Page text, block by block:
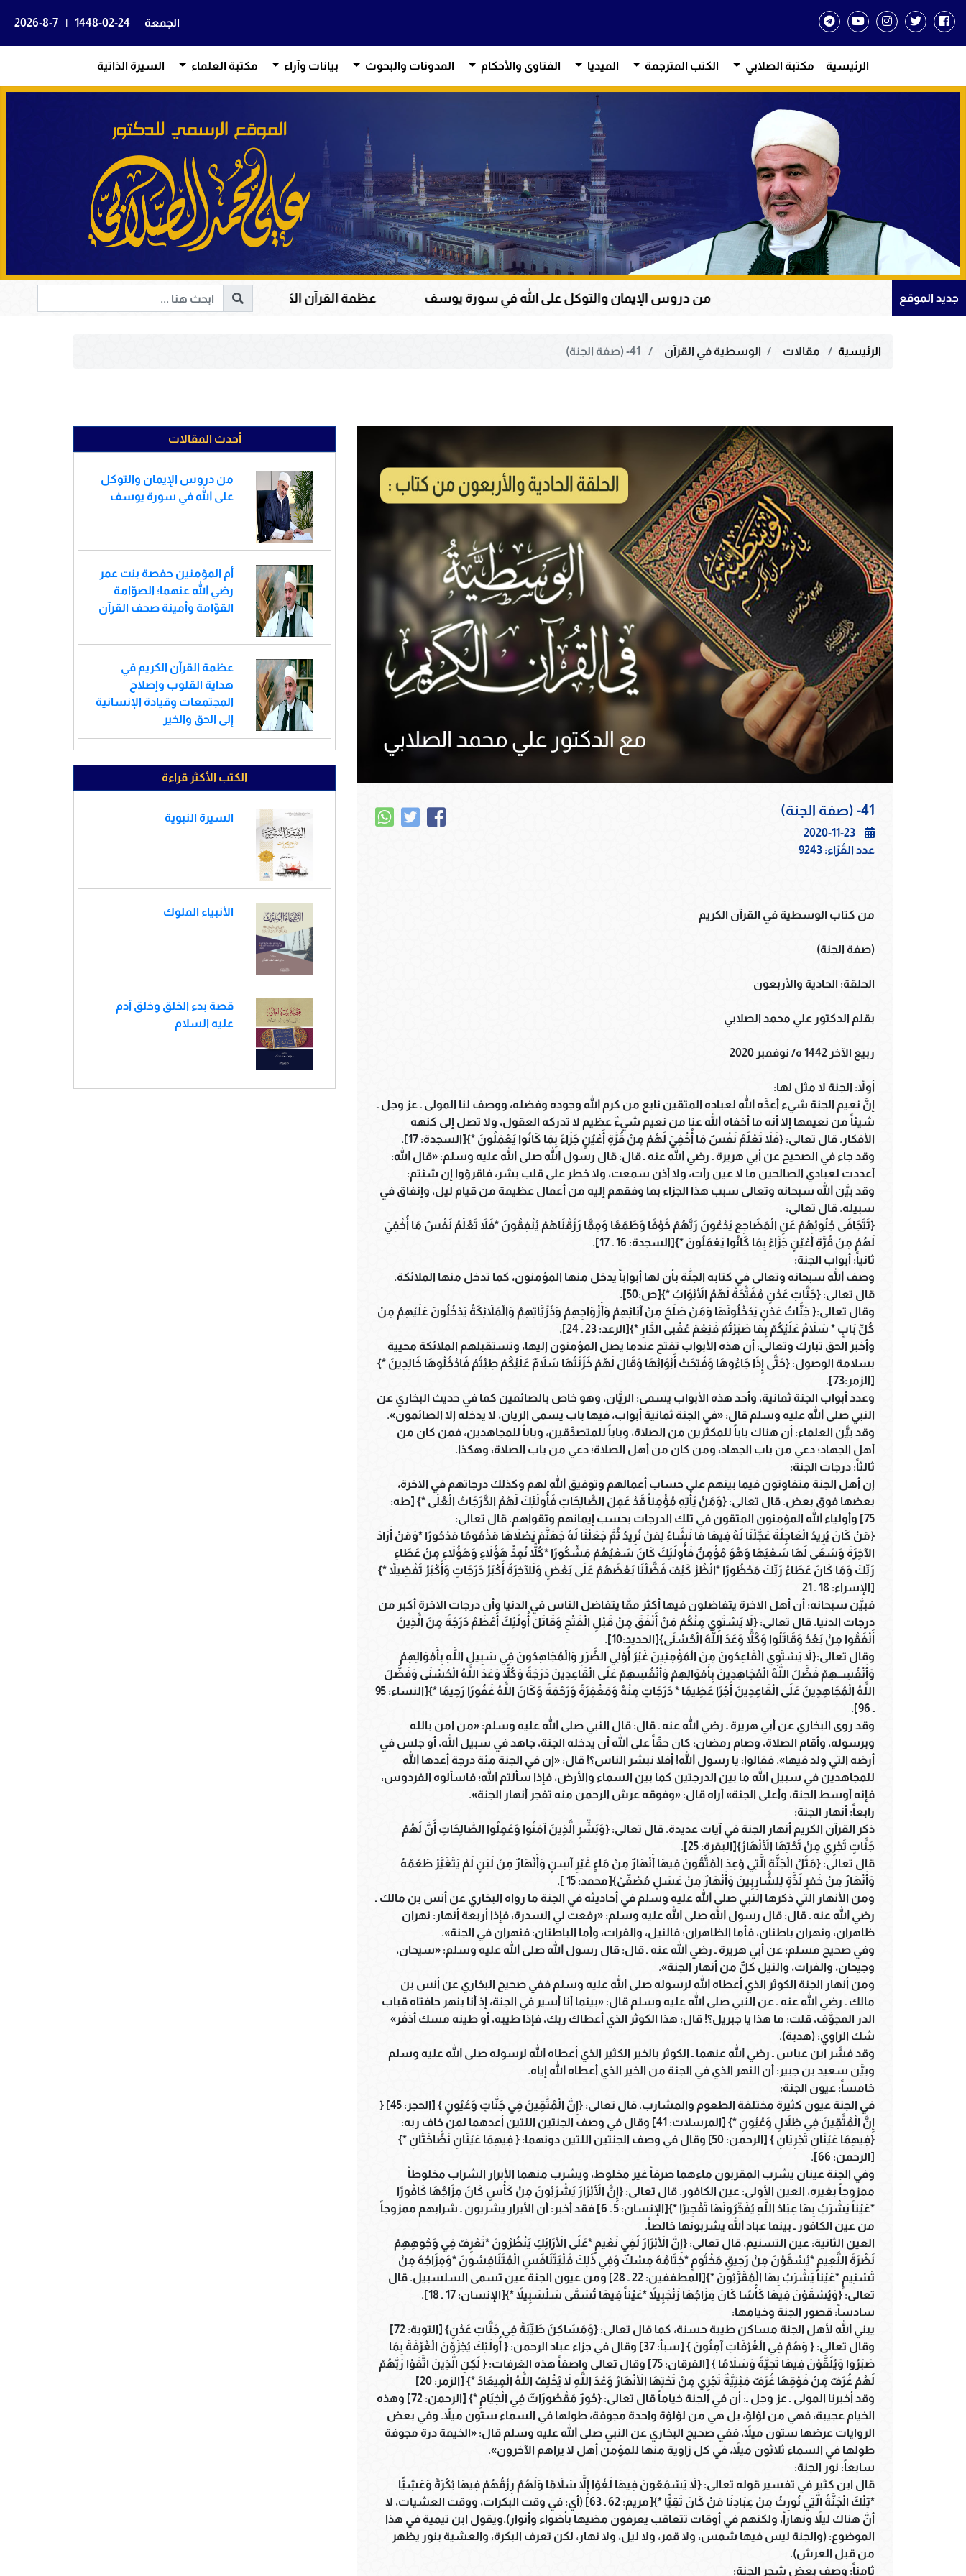
الجمعة 1448-02-24
|
2026-8-7
الرئيسية مكتبة الصلابي الكتب المترجمة الميديا الفتاوى والأحكام المدونات والبحوث بيانات وآراء مكتبة العلماء السيرة الذاتية
جديد الموقع من دروس الإيمان والتوكل على الله في سورة يوسف عظمة القرآن الكريم في هداية القلوب وإصلاح المجتمعات وقيادة الإنسانية إلى الحق
الرئيسية مقالات الوسطية في القرآن
41- (صفة الجنة)
2020-11-23
عدد القُرّاء: 9243
من كتاب الوسطية في القرآن الكريم
(صفة الجنة)
الحلقة: الحادية والأربعون
بقلم الدكتور علي محمد الصلابي
ربيع الآخر 1442 ه/ نوفمبر 2020
أولاً: الجنة لا مثل لها:
إنَّ نعيم الجنة شيء أعدَّه الله لعباده المتقين نابع من كرم الله وجوده وفضله، ووصف لنا المولى ـ عز وجل ـ
شيئاً من نعيمها إلا أنه ما أخفاه الله عنا من نعيم شيءٌ عظيم لا تدركه العقول، ولا تصل إلى كنهه
الأفكار. قال تعالى: {فَلاَ تَعْلَمُ نَفْسٌ مَا أُخْفِيَ لَهُمْ مِنْ قُرَّةِ أَعْيُنٍ جَزَاءً بِمَا كَانُوا يَعْمَلُونَ *}[السجدة: 17].
وقد جاء في الصحيح عن أبي هريرة ـ رضي الله عنه ـ قال: قال رسول الله صلى الله عليه وسلم: «قال الله:
أعددت لعبادي الصالحين ما لا عين رأت، ولا أذن سمعت، ولا خطر على قلب بشر، فاقرؤوا إن شئتم:
وقد بيَّن الله سبحانه وتعالى سبب هذا الجزاء بما وفقهم إليه من أعمال عظيمة من قيام ليل، وإنفاق في
سبيله. قال تعالى:
{تَتَجَافَى جُنُوبُهُمْ عَنِ الْمَضَاجِعِ يَدْعُونَ رَبَّهُمْ خَوْفًا وَطَمَعًا وَمِمَّا رَزَقْنَاهُمْ يُنْفِقُونَ *فَلاَ تَعْلَمُ نَفْسٌ مَا أُخْفِيَ
لَهُمْ مِنْ قُرَّةِ أَعْيُنٍ جَزَاءً بِمَا كَانُوا يَعْمَلُونَ *}[السجدة: 16 ـ 17].
ثانياً: أبواب الجنة:
وصف الله سبحانه وتعالى في كتابه الجنَّة بأن لها أبواباً يدخل منها المؤمنون، كما تدخل منها الملائكة.
قال تعالى: {جَنَّاتِ عَدْنٍ مُفَتَّحَةً لَهُمُ الأَبْوَابُ *}[ص:50].
وقال تعالى:{ جَنَّاتُ عَدْنٍ يَدْخُلُونَهَا وَمَنْ صَلَحَ مِنْ آبَائِهِمْ وَأَزْوَاجِهِمْ وَذُرِّيَّاتِهِمْ وَالْمَلاَئِكَةُ يَدْخُلُونَ عَلَيْهِمْ مِنْ
كُلِّ بَابٍ * سَلاَمٌ عَلَيْكُمْ بِمَا صَبَرْتُمْ فَنِعْمَ عُقْبى الدَّارِ *}[الرعد: 23 ـ 24].
وأخبر الحق تبارك وتعالى: أن هذه الأبواب تفتح عندما يصل المؤمنون إليها، وتستقبلهم الملائكة محيية
بسلامة الوصول: {حَتَّى إِذَا جَاءُوهَا وَفُتِحَتْ أَبْوَابُهَا وَقَالَ لَهُمْ خَزَنَتُهَا سَلاَمٌ عَلَيْكُمْ طِبْتُمْ فَادْخُلُوهَا خَالِدِينَ *}
[الزمر:73].
وعدد أبواب الجنة ثمانية، وأحد هذه الأبواب يسمى: الريَّان، وهو خاص بالصائمين كما في حديث البخاري عن
النبي صلى الله عليه وسلم قال: «في الجنة ثمانية أبواب، فيها باب يسمى الريان، لا يدخله إلا الصائمون».
وقد بيَّن العلماء: أن هناك باباً للمكثرين من الصلاة، وباباً للمتصدِّقين، وباباً للمجاهدين، فمن كان من
أهل الجهاد؛ دعي من باب الجهاد، ومن كان من أهل الصلاة؛ دعي من باب الصلاة، وهكذا.
ثالثاً: درجات الجنة:
إن أهل الجنة متفاوتون فيما بينهم على حساب أعمالهم وتوفيق الله لهم وكذلك درجاتهم في الاخرة،
بعضها فوق بعض. قال تعالى: {وَمَنْ يَأْتِهِ مُؤْمِناً قَدْ عَمِلَ الصَّالِحَاتِ فَأُولَئِكَ لَهُمُ الدَّرَجَاتُ الْعُلَى *} [طه:
75] وأولياء الله المؤمنون المتقون في تلك الدرجات بحسب إيمانهم وتقواهم. قال تعالى:
{مَنْ كَانَ يُرِيدُ الْعَاجِلَةَ عَجَّلْنَا لَهُ فِيهَا مَا نَشَاءُ لِمَنْ نُرِيدُ ثُمَّ جَعَلْنَا لَهُ جَهَنَّمَ يَصْلاَهَا مَذْمُومًا مَدْحُورًا *وَمَنْ أَرَادَ
الآخِرَةَ وَسَعَى لَهَا سَعْيَهَا وَهُوَ مُؤْمِنٌ فَأُولَئِكَ كَانَ سَعْيُهُمْ مَشْكُورًا *كُلاًّ نُمِدُّ هَؤُلاَءِ وَهَؤُلاَءِ مِنْ عَطَاءِ
رَبِّكَ وَمَا كَانَ عَطَاءُ رَبِّكَ مَحْظُورًا *انْظُرْ كَيْفَ فَضَّلْنَا بَعْضَهُمْ عَلَى بَعْضٍ وَلَلآخِرَةُ أَكْبَرُ دَرَجَاتٍ وَأَكْبَرُ تَفْضِيلاً *}
[الإسراء: 18 ـ 21
فبيَّن سبحانه: أن أهل الاخرة يتفاضلون فيها أكثر ممَّا يتفاضل الناس في الدنيا وأن درجات الاخرة أكبر من
درجات الدنيا. قال تعالى: {لاَ يَسْتَوِي مِنْكُمْ مَنْ أَنْفَقَ مِنْ قَبْلِ الْفَتْحِ وَقَاتَلَ أُولَئِكَ أَعْظَمُ دَرَجَةً مِنَ الَّذِينَ
أَنْفَقُوا مِنْ بَعْدُ وَقَاتَلُوا وَكُلاًّ وَعَدَ اللَّهُ الْحُسْنَى}[الحديد:10].
وقال تعالى:{لاَ يَسْتَوِي الْقَاعِدُونَ مِنَ الْمُؤْمِنِينَ غَيْرُ أُوْلِي الضَّرَرِ وَالْمُجَاهِدُونَ فِي سَبِيلِ اللَّهِ بِأَمْوَالِهِمْ
وَأَنْفُسِــهِمْ فَضَّلَ اللَّهُ الْمُجَاهِدِينَ بِأَمْوَالِهِمْ وَأَنْفُسِهِمْ عَلَى الْقَاعِدِينَ دَرَجَةً وَكُلاًّ وَعَدَ اللَّهُ الْحُسْنَى وَفَضَّلَ
اللَّهُ الْمُجَاهِدِينَ عَلَى الْقَاعِدِينَ أَجْرًا عَظِيمًا * دَرَجَاتٍ مِنْهُ وَمَغْفِرَةً وَرَحْمَةً وَكَانَ اللَّهُ غَفُورًا رَحِيمًا *}[النساء: 95
ـ 96].
وقد روى البخاري عن أبي هريرة ـ رضي الله عنه ـ قال: قال النبي صلى الله عليه وسلم: «من امن بالله
وبرسوله، وأقام الصلاة، وصام رمضان؛ كان حقّاً على الله أن يدخله الجنة، جاهد في سبيل الله، أو جلس في
أرضه التي ولد فيها». فقالوا: يا رسول الله! أفلا نبشر الناس؟! قال: «إن في الجنة مئة درجة أعدها الله
للمجاهدين في سبيل الله ما بين الدرجتين كما بين السماء والأرض، فإذا سألتم الله؛ فاسألوه الفردوس،
فإنه أوسط الجنة، وأعلى الجنة» أراه قال: «وفوقه عرش الرحمن منه تفجر أنهار الجنة».
رابعاً: أنهار الجنة:
ذكر القرآن الكريم أنهار الجنة في آيات عديدة. قال تعالى: {وَبَشِّرِ الَّذِينَ آمَنُوا وَعَمِلُوا الصَّالِحَاتِ أَنَّ لَهُمْ
جَنَّاتٍ تَجْرِي مِنْ تَحْتِهَا الأَنْهَارُ}[البقرة: 25].
قال تعالى: {مَثَلُ الْجَنَّةِ الَّتِي وُعِدَ الْمُتَّقُونَ فِيهَا أَنْهَارٌ مِنْ مَاءٍ غَيْرِ آسِنٍ وَأَنْهَارٌ مِنْ لَبَنٍ لَمْ يَتَغَيَّرْ طَعْمُهُ
وَأَنْهَارٌ مِنْ خَمْرٍ لَذَّةٍ لِلشَّارِبِينَ وَأَنْهَارٌ مِنْ عَسَلٍ مُصْفّىً}[محمد: 15 ].
ومن الأنهار التي ذكرها النبي صلى الله عليه وسلم في أحاديثه في الجنة ما رواه البخاري عن أنس بن مالك ـ
رضي الله عنه ـ قال: قال رسول الله صلى الله عليه وسلم: «رفعت لي السدرة، فإذا أربعة أنهار: نهران
ظاهران، ونهران باطنان، فأما الظاهران؛ فالنيل، والفرات، وأما الباطنان: فنهران في الجنة».
وفي صحيح مسلم: عن أبي هريرة ـ رضي الله عنه ـ قال: قال رسول الله صلى الله عليه وسلم: «سيحان،
وجيحان، والفرات، والنيل كلٌّ من أنهار الجنة».
ومن أنهار الجنة الكوثر الذي أعطاه الله لرسوله صلى الله عليه وسلم ففي صحيح البخاري عن أنس بن
مالك ـ رضي الله عنه ـ عن النبي صلى الله عليه وسلم قال: «بينما أنا أسير في الجنة، إذ أنا بنهر حافتاه قباب
الدر المجوَّف، قلت: ما هذا يا جبريل؟! قال: هذا الكوثر الذي أعطاك ربك، فإذا طيبه، أو طينه مسك أذفَر»
شك الراوي: (هدبة).
وقد فسَّر ابن عباس ـ رضي الله عنهما ـ الكوثر بالخير الكثير الذي أعطاه الله لرسوله صلى الله عليه وسلم
وبيَّن سعيد بن جبير: أن النهر الذي في الجنة من الخير الذي أعطاه الله إياه.
خامساً: عيون الجنة:
في الجنة عيون كثيرة مختلفة الطعوم والمشارب. قال تعالى: {إِنَّ الْمُتَّقِينَ فِي جَنَّاتٍ وَعُيُونٍ } [الحجر: 45] {
إِنَّ الْمُتَّقِينَ فِي ظِلاَلٍ وَعُيُونٍ *} [المرسلات: 41] وقال في وصف الجنتين اللتين أعدهما لمن خاف ربه:
{فِيهِمَا عَيْنَانِ تَجْرِيَانِ } [الرحمن: 50] وقال في وصف الجنتين اللتين دونهما: { فِيهِمَا عَيْنَانِ نَضَّاخَتَانِ *}
[الرحمن: 66].
وفي الجنة عينان يشرب المقربون ماءهما صرفاً غير مخلوط، ويشرب منهما الأبرار الشراب مخلوطاً
ممزوجاً بغيره، العين الأولى: عين الكافور. قال تعالى: {إِنَّ الأَبْرَارَ يَشْرَبُونَ مِنْ كَأْسٍ كَانَ مِزَاجُهَا كَافُورًا
*عَيْناً يَشْرَبُ بِهَا عِبَادُ اللَّهِ يُفَجِّرُونَهَا تَفْجِيرًا *}[الإنسان: 5 ـ 6] فقد أخبر: أن الأبرار يشربون ـ شرابهم ممزوجاً
من عين الكافور ـ بينما عباد الله يشربونها خالصاً.
العين الثانية: عين التسنيم، قال تعالى: {إِنَّ الأَبْرَارَ لَفِي نَعْيمٍ *عَلَى الأَرَائِكِ يَنْظُرُونَ *تَعْرِفُ فِي وَجُوهِهِمْ
نَضْرَةَ النَّعِيمِ *يُسْقَوْنَ مِنْ رَحِيقٍ مَخْتُومٍ *خِتَامُهُ مِسْكٌ وَفِي ذَلِكَ فَلْيَتَنَافَسِ الْمُتَنَافِسُونَ *وَمِزَاجُهُ مِنْ
تَسْنِيمٍ *عَيْناً يَشْرَبُ بِهَا الْمُقَرَّبُونَ *}[المطففين: 22 ـ 28] ومن عيون الجنة عين تسمى السلسبيل. قال
تعالى: {وَيُسْقَوْنَ فِيهَا كَأْسًا كَانَ مِزَاجُهَا زَنْجَبِيلاً *عَيْناً فِيهَا تُسَمَّى سَلْسَبِيلاً *}[الإنسان: 17 ـ 18].
سادساً: قصور الجنة وخيامها:
يبني الله لأهل الجنة مساكن طيبة حسنة، كما قال تعالى: {وَمَسَاكِنَ طَيِّبَةً فِي جَنَّاتِ عَدْنٍ} [التوبة: 72]
وقال تعالى: { وَهُمْ فِي الْغُرُفَاتِ آمِنُونَ } [سبأ: 37] وقال في جزاء عباد الرحمن: { أُولَئِكَ يُجْزَوْنَ الْغُرْفَةَ بِمَا
صَبَرُوا وَيُلَقَّوْنَ فِيهَا تَحِيَّةً وَسَلاَمًا } [الفرقان: 75] وقال تعالى واصفاً هذه الغرفات: { لَكِنِ الَّذِينَ اتَّقَوْا رَبَّهُمْ
لَهُمْ غُرَفٌ مِنْ فَوْقِهَا غُرَفٌ مَبْنِيَّةٌ تَجْرِي مِنْ تَحْتِهَا الأَنْهَارُ وَعْدَ اللَّهِ لاَ يُخْلِفُ اللَّهُ الْمِيعَادَ *} [الزمر: 20]
وقد أخبرنا المولى ـ عز وجل ـ: أن في الجنة خياماً قال تعالى: {حُورٌ مَقْصُورَاتٌ فِي الْخِيَامِ *} [الرحمن: 72] وهذه
الخيام عجيبة، فهي من لؤلؤ، بل هي من لؤلؤة واحدة مجوفة، طولها في السماء ستون ميلاً. وفي بعض
الروايات عرضها ستون ميلاً، ففي صحيح البخاري عن النبي صلى الله عليه وسلم قال: «الخيمة درة مجوفة
طولها في السماء ثلاثون ميلاً، في كل زاوية منها للمؤمن أهل لا يراهم الآخرون».
سابعاً: نور الجنة:
قال ابن كثير في تفسير قوله تعالى: {لاَ يَسْمَعُونَ فِيهَا لَغْوًا إِلاَّ سَلاَمًا وَلَهُمْ رِزْقُهُمْ فِيهَا بُكْرَةً وَعَشِيًّا
*تِلْكَ الْجَنَّةُ الَّتِي نُورِثُ مِنْ عِبَادِنَا مَنْ كَانَ تَقِيًّا *}[مريم: 62 ـ 63] (أي: في وقت البكرات، ووقت العشيات، لا
أنَّ هناك ليلاً ونهاراً، ولكنهم في أوقات تتعاقب يعرفون مضيها بأضواء وأنوار).ويقول ابن تيمية في هذا
الموضوع: (والجنة ليس فيها شمس، ولا قمر، ولا ليل، ولا نهار، لكن تعرف البكرة، والعشية بنور يظهر
من قبل العرش).
ثامناً: وصف بعض شجر الجنة:
أحدث المقالات
من دروس الإيمان والتوكل
على الله في سورة يوسف
أم المؤمنين حفصة بنت عمر
رضي الله عنهما؛ الصوّامة
القوّامة وأمينة صحف القرآن
عظمة القرآن الكريم في
هداية القلوب وإصلاح
المجتمعات وقيادة الإنسانية
إلى الحق والخير
الكتب الأكثر قراءة
السيرة النبوية
الأنبياء الملوك
قصة بدء الخلق وخلق آدم
عليه السلام